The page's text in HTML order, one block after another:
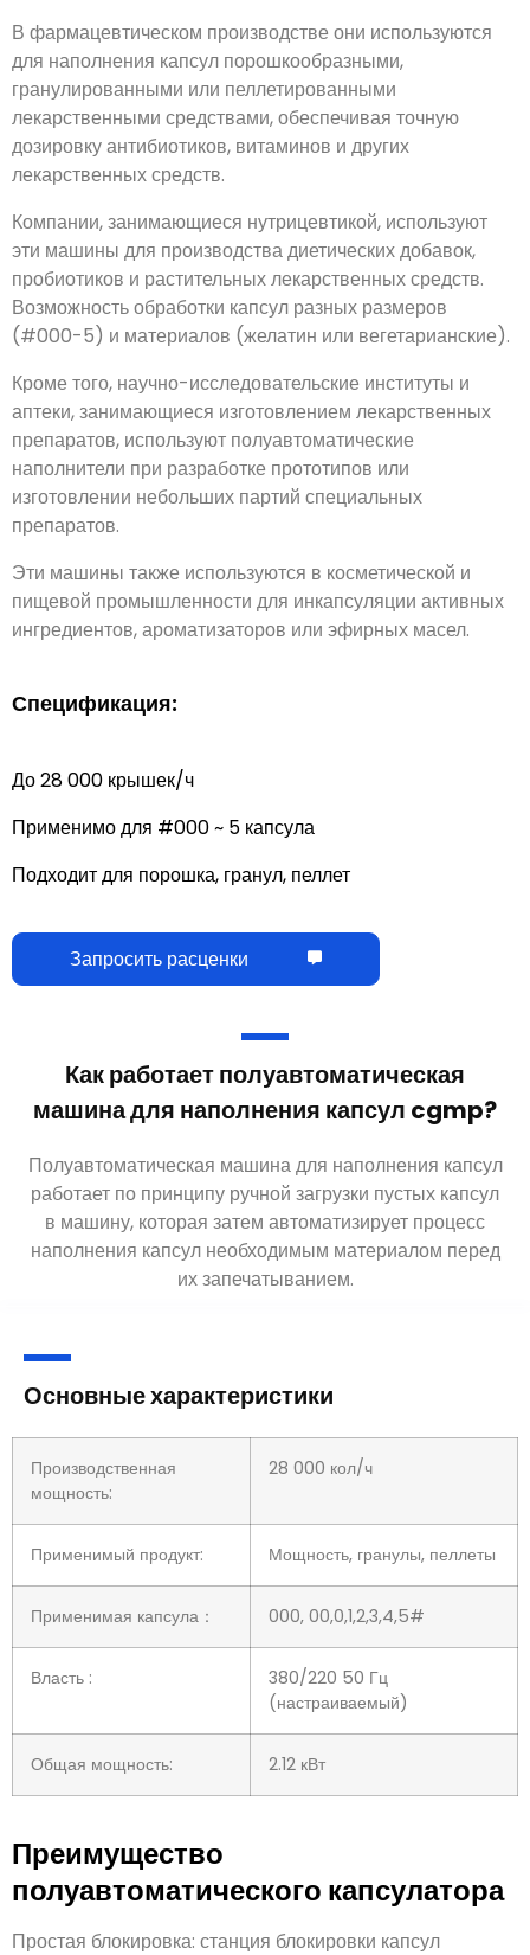
В фармацевтическом производстве они используются
для наполнения капсул порошкообразными,
гранулированными или пеллетированными
лекарственными средствами, обеспечивая точную
дозировку антибиотиков, витаминов и других
лекарственных средств.
Компании, занимающиеся нутрицевтикой, используют
эти машины для производства диетических добавок,
пробиотиков и растительных лекарственных средств.
Возможность обработки капсул разных размеров
(#000-5) и материалов (желатин или вегетарианские).
Кроме того, научно-исследовательские институты и
аптеки, занимающиеся изготовлением лекарственных
препаратов, используют полуавтоматические
наполнители при разработке прототипов или
изготовлении небольших партий специальных
препаратов.
Эти машины также используются в косметической и
пищевой промышленности для инкапсуляции активных
ингредиентов, ароматизаторов или эфирных масел.
Спецификация:
До 28 000 крышек/ч
Применимо для #000 ~ 5 капсула
Подходит для порошка, гранул, пеллет
Запросить расценки
Как работает полуавтоматическая
машина для наполнения капсул cgmp?
Полуавтоматическая машина для наполнения капсул
работает по принципу ручной загрузки пустых капсул
в машину, которая затем автоматизирует процесс
наполнения капсул необходимым материалом перед
их запечатыванием.
Основные характеристики
Производственная
мощность:
28 000 кол/ч
Применимый продукт: Мощность, гранулы, пеллеты
Применимая капсула： 000, 00,0,1,2,3,4,5#
Власть :
380/220 50 Гц
(настраиваемый)
Общая мощность: 2.12 кВт
Преимущество
полуавтоматического капсулатора
Простая блокировка: станция блокировки капсул